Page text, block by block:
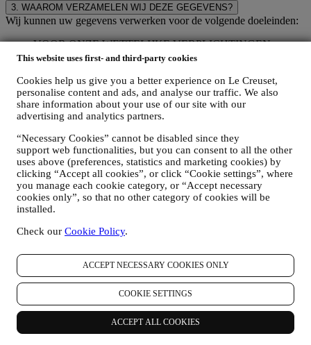
This website uses first- and third-party cookies
Cookies help us give you a better experience on Le Creuset,
personalise content and ads, and analyse our traffic. We also
share information about your use of our site with our
advertising and analytics partners.
“Necessary Cookies” cannot be disabled since they
support web functionalities, but you can consent to all the other
uses above (preferences, statistics and marketing cookies) by
clicking “Accept all cookies”, or click “Cookie settings”, where
you manage each cookie category, or “Accept necessary
cookies only”, so that no other category of cookies will be
installed.
Check our Cookie Policy.
ACCEPT NECESSARY COOKIES ONLY
COOKIE SETTINGS
ACCEPT ALL COOKIES
3. WAAROM VERZAMELEN WIJ DEZE GEGEVENS?
Wij kunnen uw gegevens verwerken voor de volgende doeleinden:
VOOR ONZE WETTELIJKE VERPLICHTINGEN
Mogelijk moeten we bepaalde gegevens over u verwerken om
verplichtingen die voortvloeien uit instructies van de overheid.
OM EEN LE CREUSET-ACCOUNT AAN TE MAKEN
We zullen uw gegevens gebruiken om een Le Creuset-
account aan te maken die u toegang geeft tot een reeks
genieten van onze diensten, zoals sneller afrekenen, meerdere
verzendadressen opslaan, bestellingen bekijken en volgen.
Elke verwerkingsactiviteit is vereist om ons in staat te stellen
deze diensten aan u als Le Creuset-accounthouder te leveren.
OM UW BESTELLINGEN TE BEHEREN EN OM ONZE
PRODUCTEN, DIENSTEN EN ASSISTENTIE AAN U
Wij zullen uw gegevens gebruiken om onze contractuele
gebruik van de Website, eventuele latere hulp na de verkoop
of uw deelname aan onze wedstrijden te beheren. Mogelijk
moeten we bepaalde gegevens over u verwerken voor onze
administratieve doeleinden die verband houden met onze
contractuele relatie met u, zoals de boekhouding, facturering
en controle, verificatie van betaalkaarten, fraudescreening,
veiligheid, beveiliging, systeemtests, onderhoud en statistische